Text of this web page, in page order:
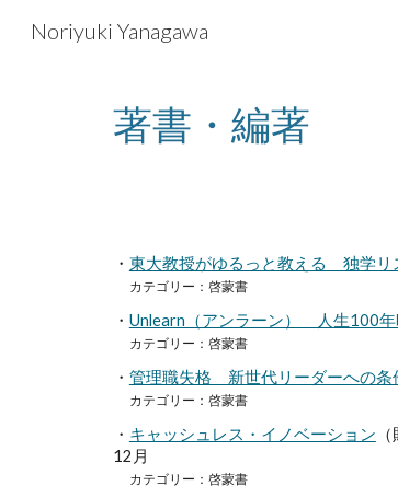
Noriyuki Yanagawa
著書・編著
・ 東大教授がゆるっと教える 独学リ
カテゴリー：啓蒙書
・ Unlearn（アンラーン） 人生100年
カテゴリー：啓蒙書
・ 管理職失格 新世代リーダーへの条
カテゴリー：啓蒙書
・ キャッシュレス・イノベーション
12月
カテゴリー：啓蒙書